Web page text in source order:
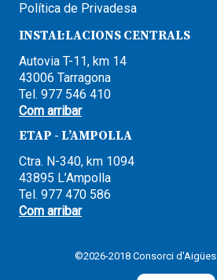
Política de Privadesa
INSTAL·LACIONS CENTRALS
Autovia T-11, km 14
43006 Tarragona
Tel. 977 546 410
Com arribar
ETAP - L’AMPOLLA
Ctra. N-340, km 1094
43895 L’Ampolla
Tel. 977 470 586
Com arribar
©2026-2018 Consorci